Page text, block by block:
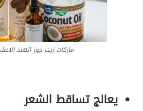
ماركات زيت جوز الهند
يعالج تساقط الشعر